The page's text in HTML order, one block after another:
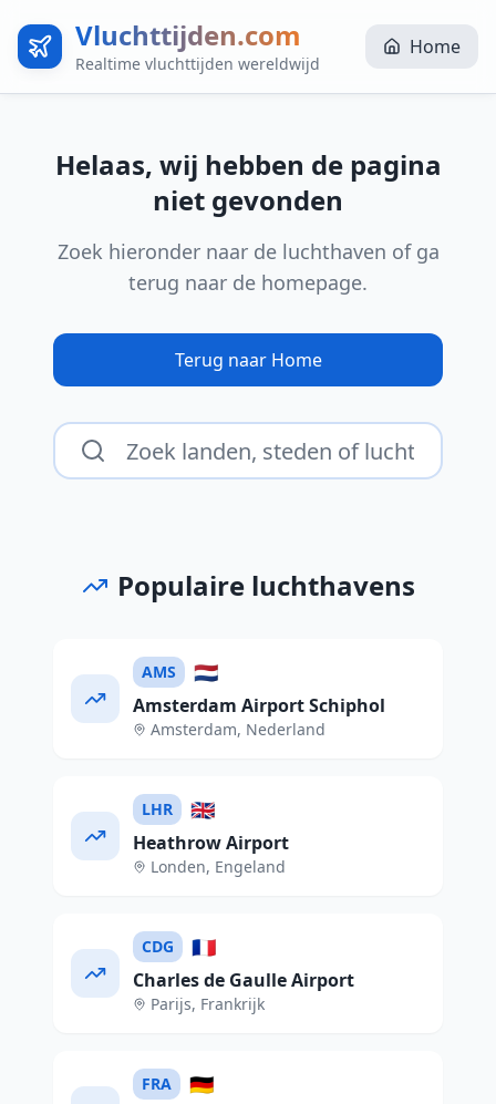
Vluchttijden.com
Realtime vluchttijden wereldwijd
Home
Helaas, wij hebben de pagina
niet gevonden
Zoek hieronder naar de luchthaven of ga
terug naar de homepage.
Terug naar Home
Populaire luchthavens
AMS 🇳🇱
Amsterdam Airport Schiphol
Amsterdam, Nederland
LHR 🇬🇧
Heathrow Airport
Londen, Engeland
CDG 🇫🇷
Charles de Gaulle Airport
Parijs, Frankrijk
FRA 🇩🇪